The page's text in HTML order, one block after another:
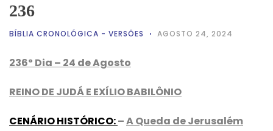
236
BÍBLIA CRONOLÓGICA - VERSÕES AGOSTO 24, 2024
236º Dia – 24 de Agosto
REINO DE JUDÁ E EXÍLIO BABILÔNIO
CENÁRIO HISTÓRICO:–A Queda de Jerusalém